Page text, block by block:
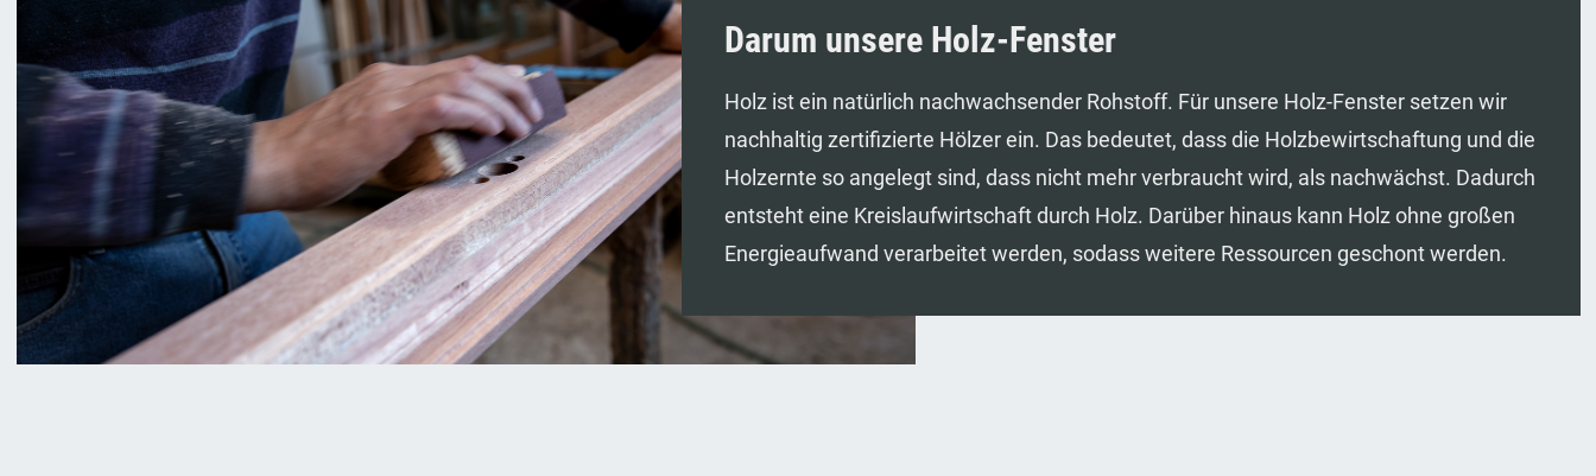
Darum unsere Holz-Fenster
Holz ist ein natürlich nachwachsender Rohstoff. Für unsere Holz-Fenster setzen wir
nachhaltig zertifizierte Hölzer ein. Das bedeutet, dass die Holzbewirtschaftung und die
Holzernte so angelegt sind, dass nicht mehr verbraucht wird, als nachwächst. Dadurch
entsteht eine Kreislaufwirtschaft durch Holz. Darüber hinaus kann Holz ohne großen
Energieaufwand verarbeitet werden, sodass weitere Ressourcen geschont werden.